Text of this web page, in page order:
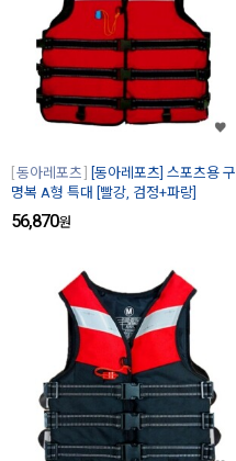
동아레포츠
[동아레포츠] 스포츠용 구
명복 A형 특대 [빨강, 검정+파랑]
56,870원